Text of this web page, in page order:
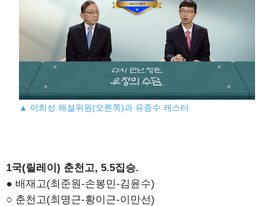
▲ 이희성 해설위원(오른쪽)과 유종수 캐스터.
1국(릴레이) 춘천고, 5.5집승.
● 배재고(최준원-손봉민-김윤수)
○ 춘천고(최명근-황이근-이만선)